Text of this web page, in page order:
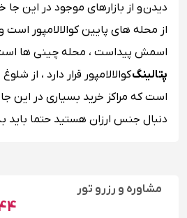
دیدن و از بازارهای موجود در این جا
از محله های پایین کوالالامپور است
اسمش پیداست ، محله چینی ها
پتالینگکوالالامپور قرار دارد ، از
است که مراکز خرید بسیاری در این جا
دنبال جنس ارزان هستید حتما باید
مشاوره و رزرو تور